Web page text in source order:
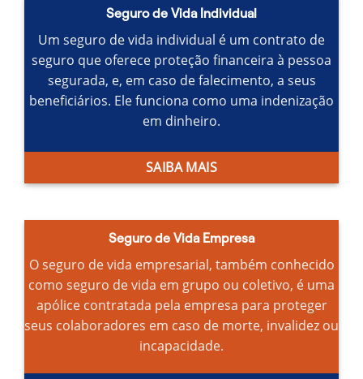
Seguro de Vida Individual
Um seguro de vida individual é um contrato de
seguro que oferece proteção financeira à pessoa
segurada, e, em caso de falecimento, a seus
beneficiários. Ele funciona como uma indenização
em dinheiro.
SAIBA MAIS
Seguro de Vida Empresa
O seguro de vida empresarial, também conhecido
como seguro de vida em grupo ou coletivo, é uma
apólice contratada pela empresa para proteger
seus colaboradores em caso de morte, invalidez ou
incapacidade.